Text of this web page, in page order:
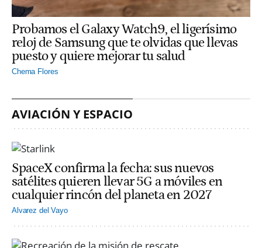
Probamos el Galaxy Watch9, el ligerísimo
reloj de Samsung que te olvidas que llevas
puesto y quiere mejorar tu salud
Chema Flores
AVIACIÓN Y ESPACIO
SpaceX confirma la fecha: sus nuevos
satélites quieren llevar 5G a móviles en
cualquier rincón del planeta en 2027
Alvarez del Vayo